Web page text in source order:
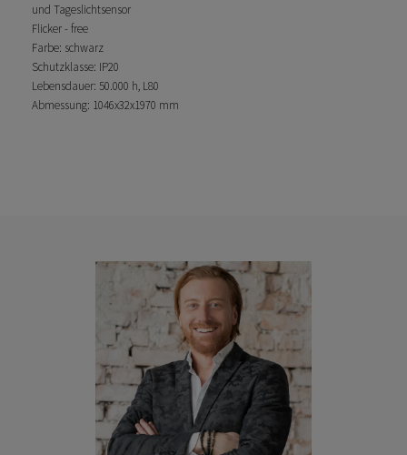
und Tageslichtsensor
Flicker - free
Farbe: schwarz
Schutzklasse: IP20
Lebensdauer: 50.000 h, L80
Abmessung: 1046x32x1970 mm